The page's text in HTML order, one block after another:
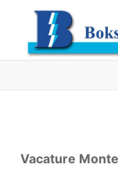
Vacature